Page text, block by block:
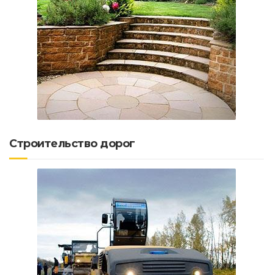
Строительство дорог